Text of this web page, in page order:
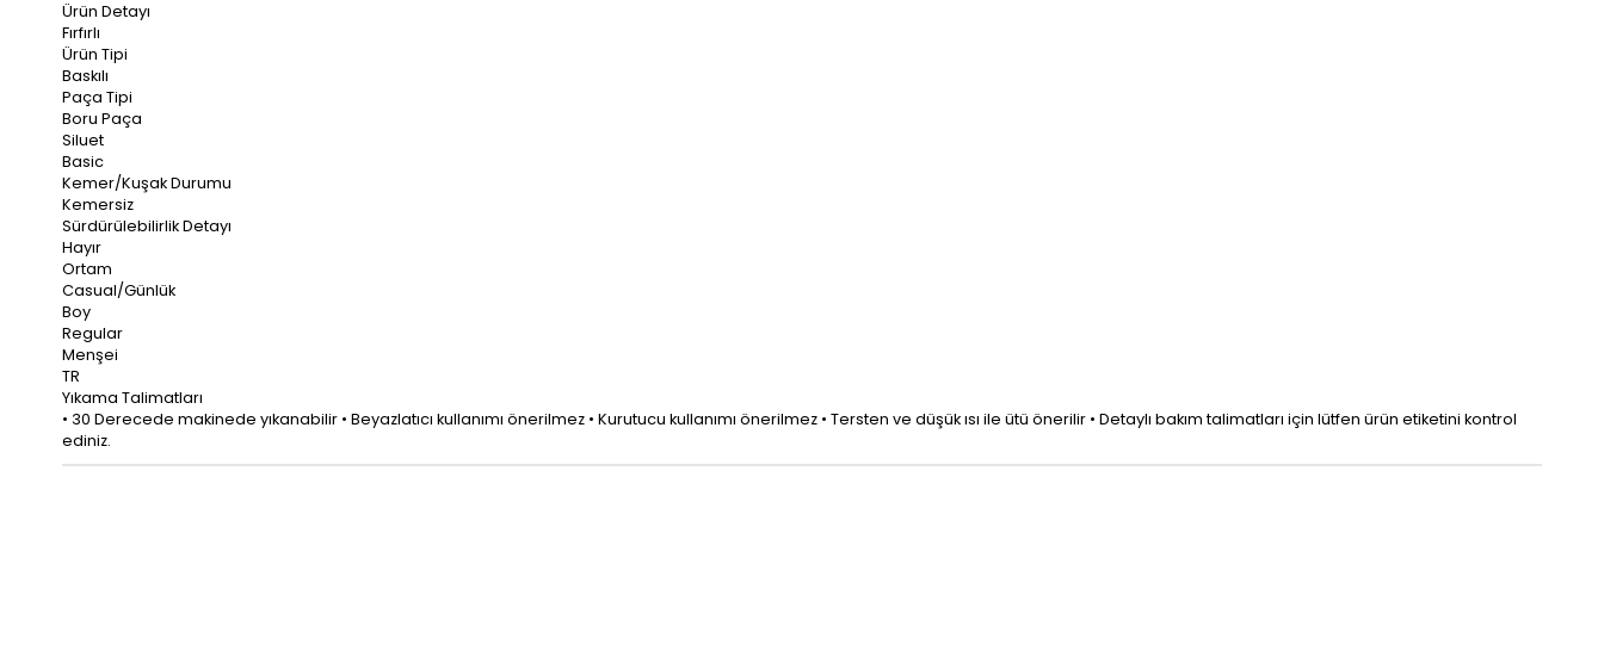
Ürün Detayı
Fırfırlı
Ürün Tipi
Baskılı
Paça Tipi
Boru Paça
Siluet
Basic
Kemer/Kuşak Durumu
Kemersiz
Sürdürülebilirlik Detayı
Hayır
Ortam
Casual/Günlük
Boy
Regular
Menşei
TR
Yıkama Talimatları
• 30 Derecede makinede yıkanabilir • Beyazlatıcı kullanımı önerilmez • Kurutucu kullanımı önerilmez • Tersten ve düşük ısı ile ütü önerilir • Detaylı bakım talimatları için lütfen ürün etiketini kontrol
ediniz.